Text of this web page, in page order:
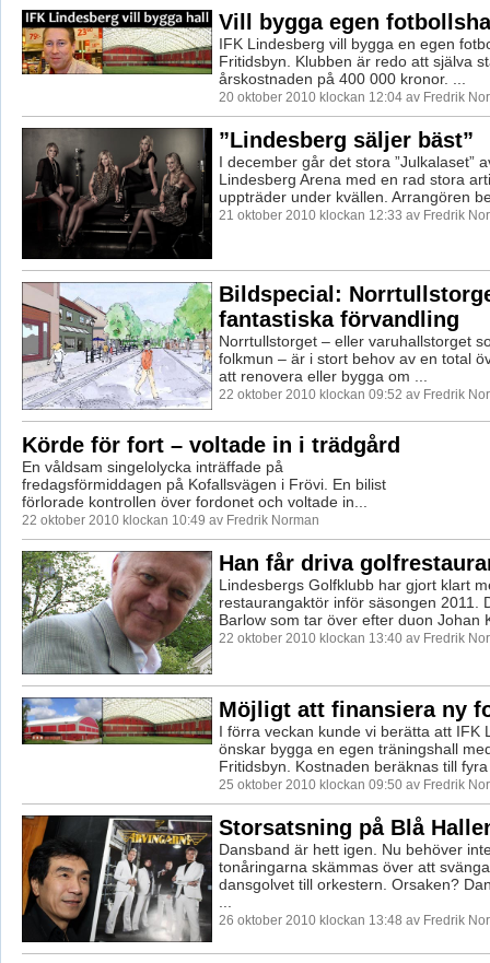
Vill bygga egen
IFK Lindesberg vill bygga en egen
Fritidsbyn. Klubben är redo att själva
årskostnaden på 400 000 kronor. ...
20 oktober 2010 klockan 12:04 av Fredrik
”Lindesberg säljer bäst”
I december går det stora ”Julkalaset”
Lindesberg Arena med en rad stora
uppträder under kvällen. Arrangören
21 oktober 2010 klockan 12:33 av Fredrik
Bildspecial:
fantastiska förvandling
Norrtullstorget – eller varuhallstorget
folkmun – är i stort behov av en total
att renovera eller bygga om ...
22 oktober 2010 klockan 09:52 av Fredrik
Körde för fort – voltade in i trädgård
En våldsam singelolycka inträffade på
fredagsförmiddagen på Kofallsvägen i Frövi. En bilist
förlorade kontrollen över fordonet och voltade in...
22 oktober 2010 klockan 10:49 av Fredrik Norman
Han får driva
Lindesbergs Golfklubb har gjort klart
restaurangaktör inför säsongen 2011.
Barlow som tar över efter duon Johan
22 oktober 2010 klockan 13:40 av Fredrik
Möjligt att finansiera ny
I förra veckan kunde vi berätta att IFK
önskar bygga en egen träningshall
Fritidsbyn. Kostnaden beräknas till
25 oktober 2010 klockan 09:50 av Fredrik
Storsatsning på Blå
Dansband är hett igen. Nu behöver
tonåringarna skämmas över att
dansgolvet till orkestern. Orsaken?
26 oktober 2010 klockan 13:48 av Fredrik